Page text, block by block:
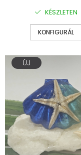
KÉSZLETEN
KONFIGURÁL
ÚJ